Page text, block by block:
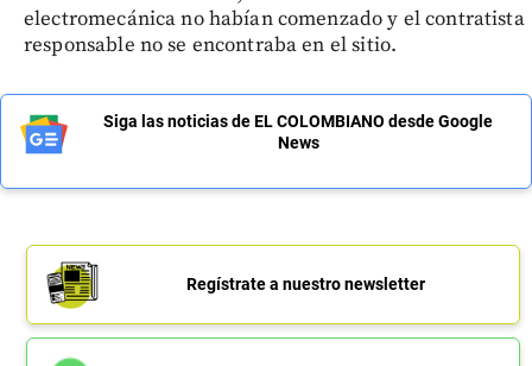
electromecánica no habían comenzado y el contratista
responsable no se encontraba en el sitio.
Siga las noticias de EL COLOMBIANO desde Google
News
Regístrate a nuestro newsletter